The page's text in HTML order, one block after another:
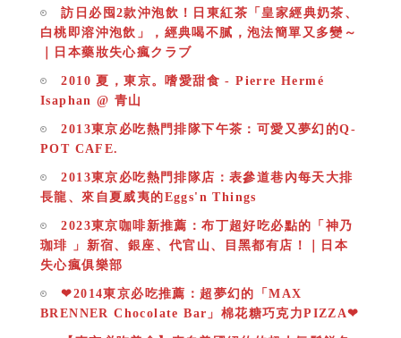
訪日必囤2款沖泡飲！日東紅茶「皇家經典奶茶、
白桃即溶沖泡飲」，經典喝不膩，泡法簡單又多變～
｜日本藥妝失心瘋クラブ
2010 夏，東京。嗜愛甜食 - Pierre Hermé
Isaphan @ 青山
2013東京必吃熱門排隊下午茶：可愛又夢幻的Q-
POT CAFE.
2013東京必吃熱門排隊店：表參道巷內每天大排
長龍、來自夏威夷的Eggs'n Things
2023東京咖啡新推薦：布丁超好吃必點的「神乃
珈琲 」新宿、銀座、代官山、目黑都有店！｜日本
失心瘋俱樂部
❤2014東京必吃推薦：超夢幻的「MAX
BRENNER Chocolate Bar」棉花糖巧克力PIZZA❤